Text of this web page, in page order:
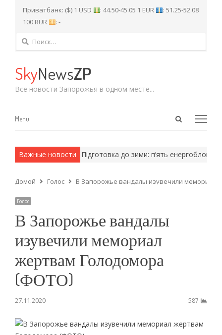
Приватбанк: ($) 1 USD : 44.50-45.05 1 EUR
: 51.25-52.08
100 RUR
: -
Найти:
SkyNewsZP
Все новости Запорожья в одном месте...
Open
Menu
Menu
Важные новости
методы. Підготовка до зими: п’ять енергоблоків
Домой Голос В Запорожье вандалы изувечили мемориал
Голос
В Запорожье вандалы
изувечили мемориал
жертвам Голодомора
(ФОТО)
27.11.2020 587